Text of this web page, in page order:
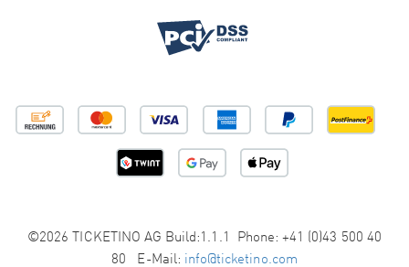
©2026 TICKETINO AG Build:1.1.1 Phone: +41 (0)43 500 40
80 E-Mail: info@ticketino.com